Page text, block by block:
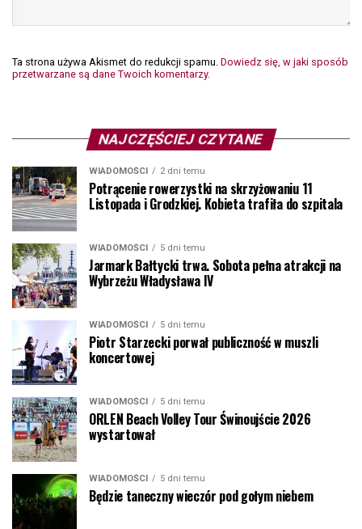
Ta strona używa Akismet do redukcji spamu. Dowiedz się, w jaki sposób
przetwarzane są dane Twoich komentarzy.
NAJCZĘŚCIEJ CZYTANE
WIADOMOŚCI 2 dni temu
Potrącenie rowerzystki na skrzyżowaniu 11
Listopada i Grodzkiej. Kobieta trafiła do szpitala
WIADOMOŚCI 5 dni temu
Jarmark Bałtycki trwa. Sobota pełna atrakcji na
Wybrzeżu Władysława IV
WIADOMOŚCI 5 dni temu
Piotr Starzecki porwał publiczność w muszli
koncertowej
WIADOMOŚCI 5 dni temu
ORLEN Beach Volley Tour Świnoujście 2026
wystartował
WIADOMOŚCI 5 dni temu
Będzie taneczny wieczór pod gołym niebem